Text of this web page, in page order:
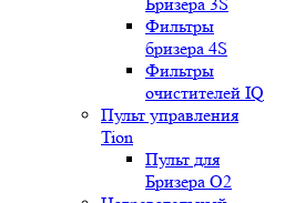
Фильтры
бризера 4S
Фильтры
очистителей IQ
Пульт управления
Tion
Пульт для
Бризера O2